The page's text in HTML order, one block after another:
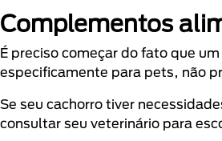
Complementos
É preciso começar do fato que
especificamente para pets, não
Se seu cachorro tiver
consultar seu veterinário para